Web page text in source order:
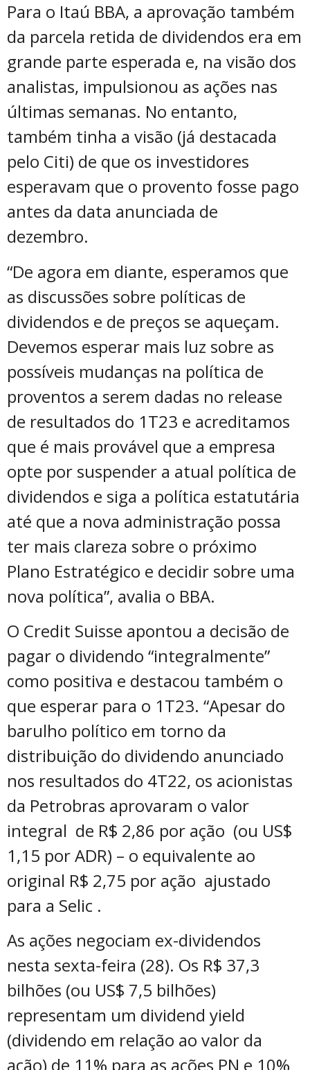
Para o Itaú BBA, a aprovação também
da parcela retida de dividendos era em
grande parte esperada e, na visão dos
analistas, impulsionou as ações nas
últimas semanas. No entanto,
também tinha a visão (já destacada
pelo Citi) de que os investidores
esperavam que o provento fosse pago
antes da data anunciada de
dezembro.
“De agora em diante, esperamos que
as discussões sobre políticas de
dividendos e de preços se aqueçam.
Devemos esperar mais luz sobre as
possíveis mudanças na política de
proventos a serem dadas no release
de resultados do 1T23 e acreditamos
que é mais provável que a empresa
opte por suspender a atual política de
dividendos e siga a política estatutária
até que a nova administração possa
ter mais clareza sobre o próximo
Plano Estratégico e decidir sobre uma
nova política”, avalia o BBA.
O Credit Suisse apontou a decisão de
pagar o dividendo “integralmente”
como positiva e destacou também o
que esperar para o 1T23. “Apesar do
barulho político em torno da
distribuição do dividendo anunciado
nos resultados do 4T22, os acionistas
da Petrobras aprovaram o valor
integral de R$ 2,86 por ação (ou US$
1,15 por ADR) – o equivalente ao
original R$ 2,75 por ação ajustado
para a Selic .
As ações negociam ex-dividendos
nesta sexta-feira (28). Os R$ 37,3
bilhões (ou US$ 7,5 bilhões)
representam um dividend yield
(dividendo em relação ao valor da
ação) de 11% para as ações PN e 10%